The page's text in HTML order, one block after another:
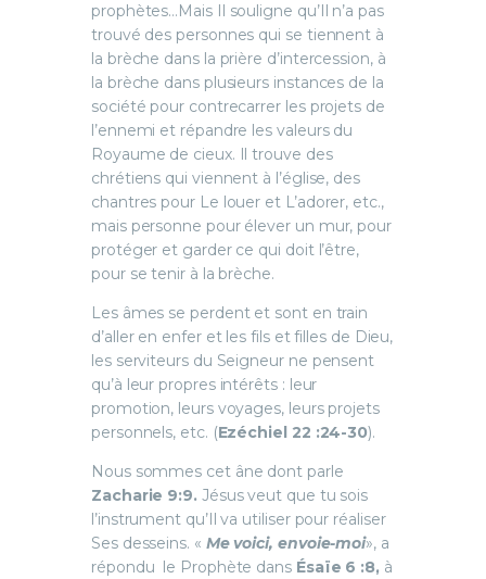
prophètes…Mais Il souligne qu’Il n’a pas
trouvé des personnes qui se tiennent à
la brèche dans la prière d’intercession, à
la brèche dans plusieurs instances de la
société pour contrecarrer les projets de
l’ennemi et répandre les valeurs du
Royaume de cieux. Il trouve des
chrétiens qui viennent à l’église, des
chantres pour Le louer et L’adorer, etc.,
mais personne pour élever un mur, pour
protéger et garder ce qui doit l’être,
pour se tenir à la brèche.
Les âmes se perdent et sont en train
d’aller en enfer et les fils et filles de Dieu,
les serviteurs du Seigneur ne pensent
qu’à leur propres intérêts : leur
promotion, leurs voyages, leurs projets
personnels, etc. (Ezéchiel 22 :24-30).
Nous sommes cet âne dont parle
Zacharie 9:9. Jésus veut que tu sois
l’instrument qu’Il va utiliser pour réaliser
Ses desseins. « Me voici, envoie-moi», a
répondu le Prophète dans Ésaïe 6 :8, à